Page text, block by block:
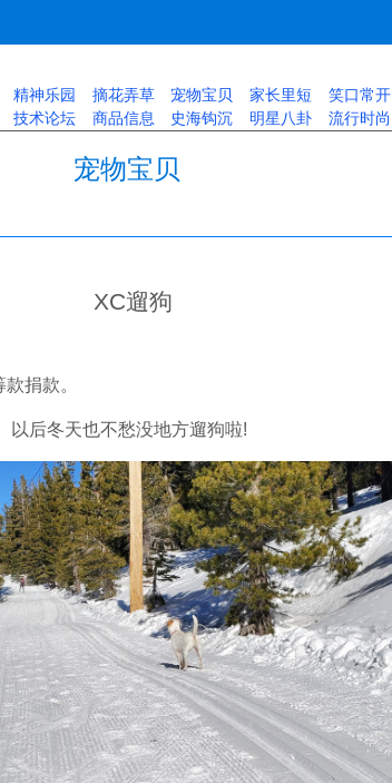
精神乐园 摘花弄草 宠物宝贝 家长里短 笑口常开
技术论坛 商品信息 史海钩沉 明星八卦 流行时尚
宠物宝贝
XC遛狗
捐款。
以后冬天也不愁没地方遛狗啦!